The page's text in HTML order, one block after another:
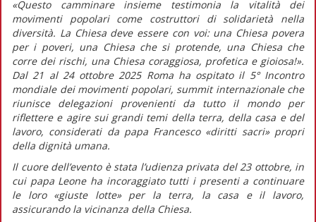
«Questo camminare insieme testimonia la vitalità dei
movimenti popolari come costruttori di solidarietà nella
diversità. La Chiesa deve essere con voi: una Chiesa povera
per i poveri, una Chiesa che si protende, una Chiesa che
corre dei rischi, una Chiesa coraggiosa, profetica e gioiosa!».
Dal 21 al 24 ottobre 2025 Roma ha ospitato il 5° Incontro
mondiale dei movimenti popolari, summit internazionale che
riunisce delegazioni provenienti da tutto il mondo per
riflettere e agire sui grandi temi della terra, della casa e del
lavoro, considerati da papa Francesco «diritti sacri» propri
della dignità umana.
Il cuore dell’evento è stata l’udienza privata del 23 ottobre, in
cui papa Leone ha incoraggiato tutti i presenti a continuare
le loro«giuste lotte»per la terra, la casa e il lavoro,
assicurando la vicinanza della Chiesa.